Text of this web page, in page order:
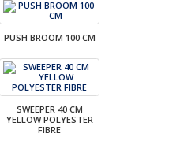
PUSH BROOM 100 CM
SWEEPER 40 CM
YELLOW POLYESTER
FIBRE